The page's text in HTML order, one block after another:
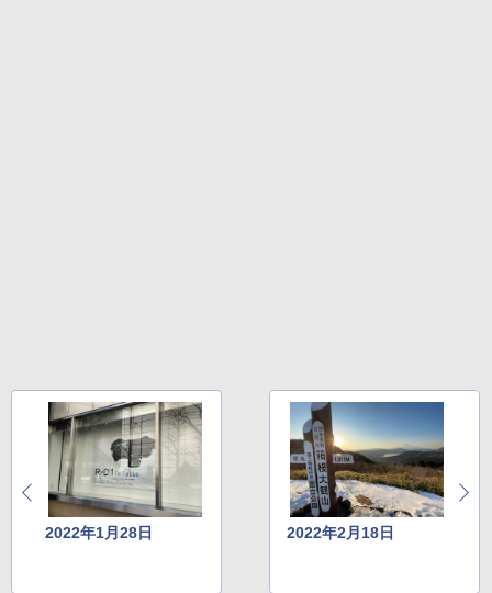
2022年1月28日 2022年2月18日